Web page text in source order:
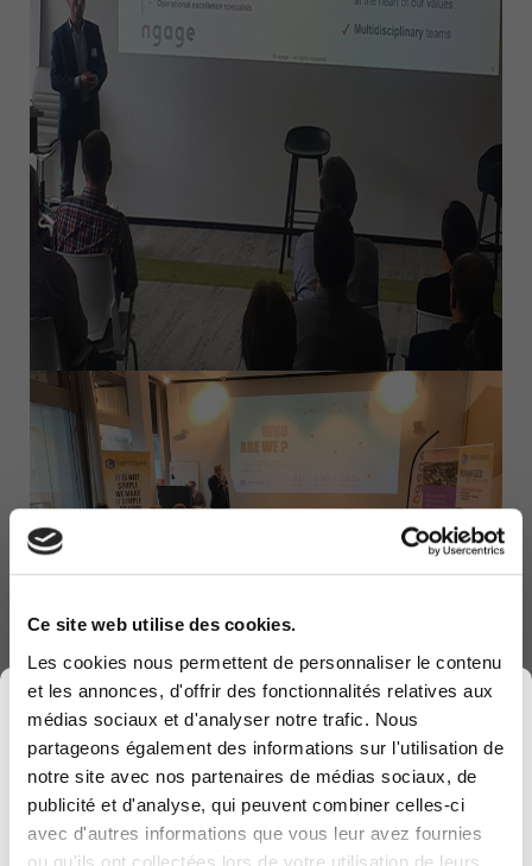
Ce site web utilise des cookies.
Les cookies nous permettent de personnaliser le contenu
et les annonces, d'offrir des fonctionnalités relatives aux
médias sociaux et d'analyser notre trafic. Nous
partageons également des informations sur l'utilisation de
notre site avec nos partenaires de médias sociaux, de
publicité et d'analyse, qui peuvent combiner celles-ci
avec d'autres informations que vous leur avez fournies
ou qu'ils ont collectées lors de votre utilisation de leurs
Computerland devient KEYES, votre partenaire